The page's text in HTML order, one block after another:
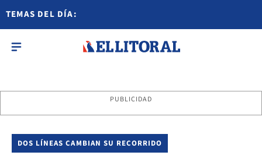
TEMAS DEL DÍA:
PUBLICIDAD
DOS LÍNEAS CAMBIAN SU RECORRIDO